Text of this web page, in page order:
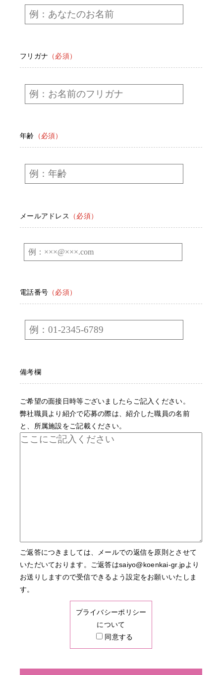
フリガナ （必須）
年齢 （必須）
メールアドレス （必須）
電話番号 （必須）
備考欄
ご希望の面接日時等ございましたらご記入ください。
弊社職員より紹介で応募の際は、紹介した職員の名前
と、所属施設をご記載ください。
ご返答につきましては、メールでの返信を原則とさせて
いただいております。ご返答はsaiyo@koenkai-gr.jpより
お送りしますので受信できるよう設定をお願いいたしま
す。
プライバシーポリシー
について
同意する